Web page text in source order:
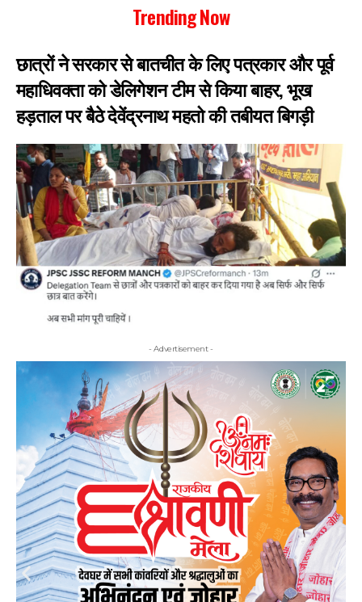
Trending Now
छात्रों ने सरकार से बातचीत के लिए पत्रकार और पूर्व
महाधिवक्ता को डेलिगेशन टीम से किया बाहर, भूख
हड़ताल पर बैठे देवेंद्रनाथ महतो की तबीयत बिगड़ी
- Advertisement -